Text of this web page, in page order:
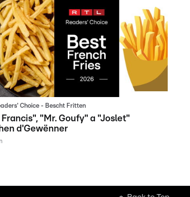
Choice - Bescht Fritten
"Mr. Goufy" a "Joslet"
d'Gewënner